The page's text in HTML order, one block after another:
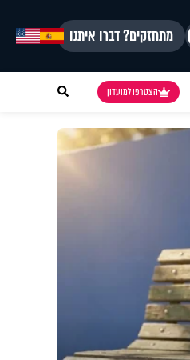
מתחזקים? דברו איתנו
הצטרפו למועדון